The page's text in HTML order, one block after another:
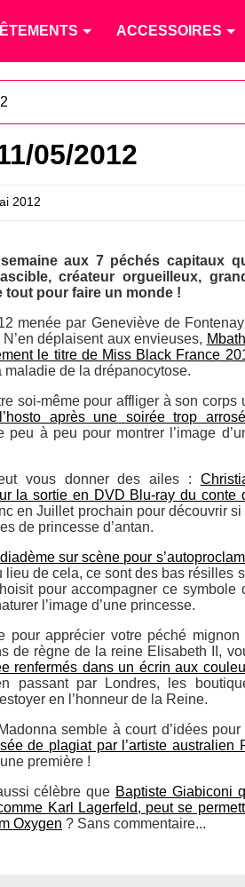
ACCESSOIRES
05/2012
2012
aux 7 péchés capitaux
créateur orgueilleux,
pour faire un monde !
menée par Geneviève de
déplaisent aux envieuses,
le titre de Miss Black France
de la drépanocytose.
soi-même pour affliger à son corps
après une soirée trop
peu à peu pour montrer l’image
vous donner des ailes :
la sortie en DVD Blu-ray du conte
en Juillet prochain pour découvrir si
de princesse d’antan.
sur scène pour
de cela, ce sont des bas résilles
pour accompagner ce symbole
l’image d’une princesse.
pour apprécier votre péché mignon
de règne de la reine Elisabeth II,
renfermés dans un écrin aux
passant par Londres, les
en l’honneur de la Reine.
semble à court d’idées pour
de plagiat par l’artiste australien
première !
célèbre que Baptiste Giabiconi
Karl Lagerfeld, peut se
Oxygen ? Sans commentaire...